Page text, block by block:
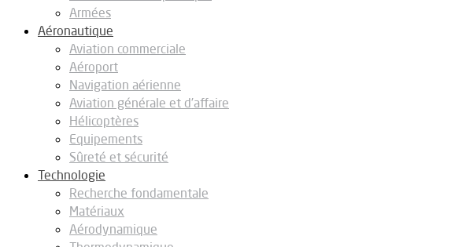
Armées
Aéronautique
Aviation commerciale
Aéroport
Navigation aérienne
Aviation générale et d’affaire
Hélicoptères
Equipements
Sûreté et sécurité
Technologie
Recherche fondamentale
Matériaux
Aérodynamique